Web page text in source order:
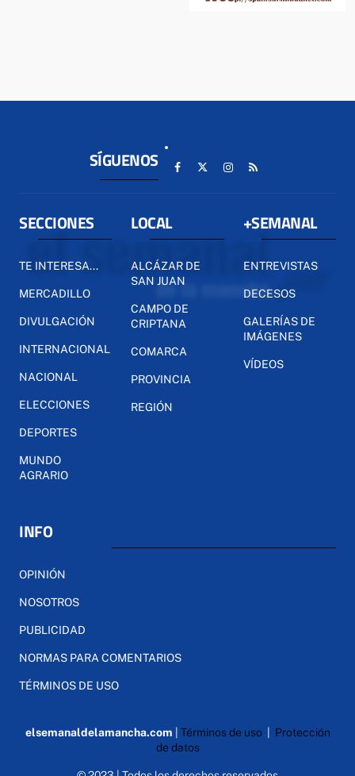
SÍGUENOS
SECCIONES
TE INTERESA...
MERCADILLO
DIVULGACIÓN
INTERNACIONAL
NACIONAL
ELECCIONES
DEPORTES
MUNDO
AGRARIO
LOCAL
ALCÁZAR DE
SAN JUAN
CAMPO DE
CRIPTANA
COMARCA
PROVINCIA
REGIÓN
+SEMANAL
ENTREVISTAS
DECESOS
GALERÍAS DE
IMÁGENES
VÍDEOS
INFO
OPINIÓN
NOSOTROS
PUBLICIDAD
NORMAS PARA COMENTARIOS
TÉRMINOS DE USO
elsemanaldelamancha.com Términos de uso| Protección
de datos